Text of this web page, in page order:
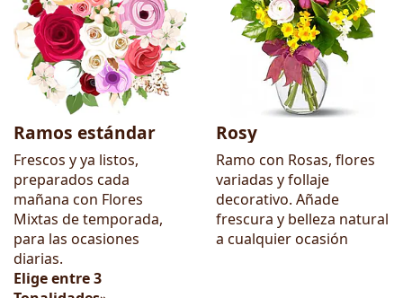
Ramos estándar
Frescos y ya listos,
preparados cada
mañana con Flores
Mixtas de temporada,
para las ocasiones
diarias.
Elige entre 3
Rosy
Ramo con Rosas, flores
variadas y follaje
decorativo. Añade
frescura y belleza natural
a cualquier ocasión